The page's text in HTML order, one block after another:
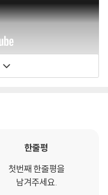
한줄평
첫번째 한줄평을
남겨주세요.